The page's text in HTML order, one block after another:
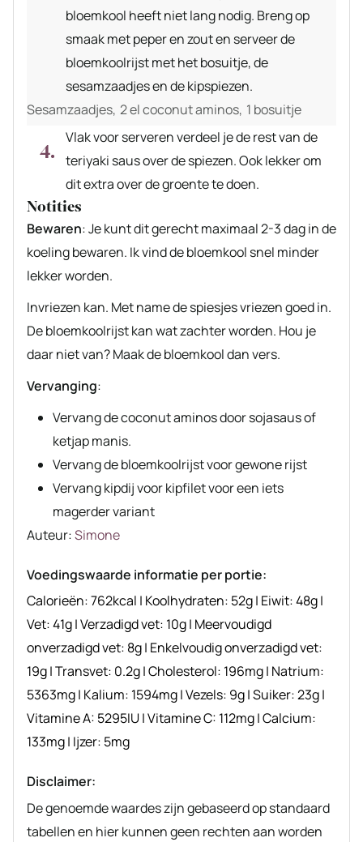
bloemkool heeft niet lang nodig. Breng op
smaak met peper en zout en serveer de
bloemkoolrijst met het bosuitje, de
sesamzaadjes en de kipspiezen.
Sesamzaadjes, 2 el coconut aminos, 1 bosuitje
Vlak voor serveren verdeel je de rest van de
teriyaki saus over de spiezen. Ook lekker om
dit extra over de groente te doen.
Notities
Bewaren: Je kunt dit gerecht maximaal 2-3 dag in de
koeling bewaren. Ik vind de bloemkool snel minder
lekker worden.
Invriezen kan. Met name de spiesjes vriezen goed in.
De bloemkoolrijst kan wat zachter worden. Hou je
daar niet van? Maak de bloemkool dan vers.
Vervanging:
Vervang de coconut aminos door sojasaus of
ketjap manis.
Vervang de bloemkoolrijst voor gewone rijst
Vervang kipdij voor kipfilet voor een iets
magerder variant
Auteur
Auteur:Simone
Voedingswaarde informatie per portie:
Calorieën:762kcal | Koolhydraten: 52g| Eiwit:48g|
Vet:41g|Verzadigd vet: 10g| Meervoudigd
onverzadigd vet: 8g| Enkelvoudig onverzadigd vet:
19g|Transvet: 0.2g|Cholesterol: 196mg| Natrium:
5363mg| Kalium: 1594mg|Vezels: 9g|Suiker:23g|
Vitamine A: 5295IU|Vitamine C: 112mg|Calcium:
133mg| Ijzer: 5mg
Disclaimer:
De genoemde waardes zijn gebaseerd op standaard
tabellen en hier kunnen geen rechten aan worden